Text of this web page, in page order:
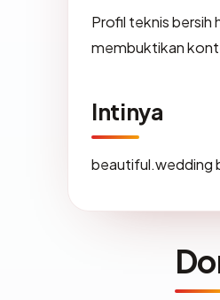
Profil teknis bersih
membuktikan
Intinya
beautiful.wedding